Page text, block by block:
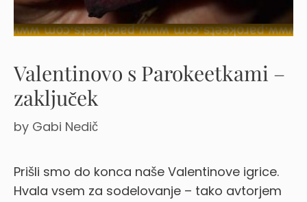
Valentinovo s Parokeetkami –
zaključek
by Gabi Nedič
Prišli smo do konca naše Valentinove igrice.
Hvala vsem za sodelovanje – tako avtorjem